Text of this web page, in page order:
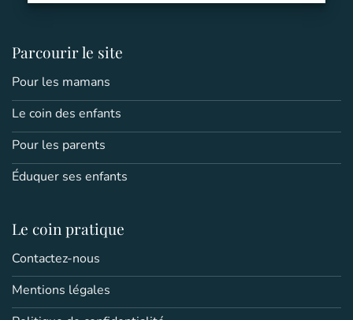
Parcourir le site
Pour les mamans
Le coin des enfants
Pour les parents
Éduquer ses enfants
Le coin pratique
Contactez-nous
Mentions légales